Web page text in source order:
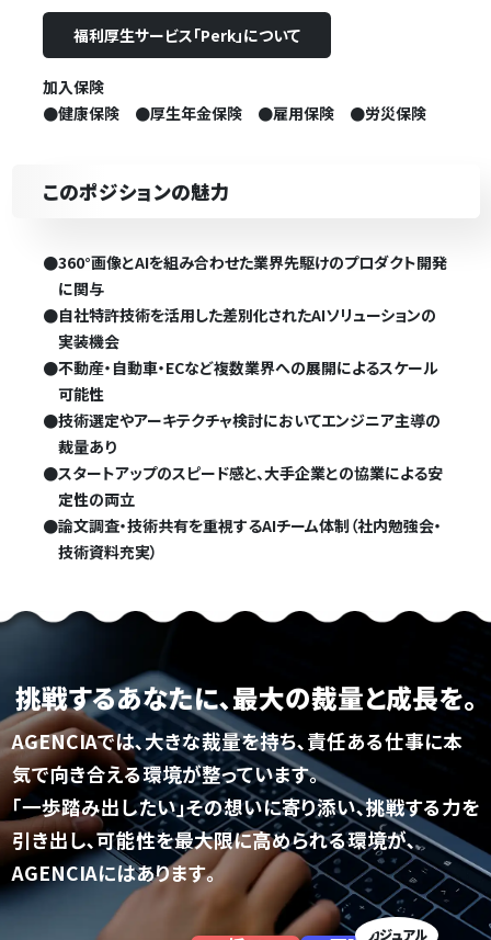
福利厚生サービス「Perk」について
加入保険
●健康保険 ●厚生年金保険 ●雇用保険 ●労災保険
このポジションの魅力
●360°画像とAIを組み合わせた業界先駆けのプロダクト開発
に関与
●自社特許技術を活用した差別化されたAIソリューションの
実装機会
●不動産・自動車・ECなど複数業界への展開によるスケール
可能性
●技術選定やアーキテクチャ検討においてエンジニア主導の
裁量あり
●スタートアップのスピード感と、大手企業との協業による安
定性の両立
●論文調査・技術共有を重視するAIチーム体制（社内勉強会・
技術資料充実）
挑戦するあなたに､最大の裁量と成長を｡
AGENCIAでは､大きな裁量を持ち､責任ある仕事に本
気で向き合える環境が整っています｡
｢一歩踏み出したい｣その想いに寄り添い､挑戦する力を
引き出し､可能性を最大限に高められる環境が､
AGENCIAにはあります｡
カジュアル